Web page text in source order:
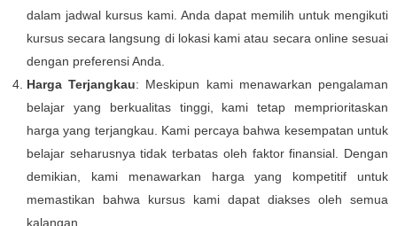
dalam jadwal kursus kami. Anda dapat memilih untuk mengikuti
kursus secara langsung di lokasi kami atau secara online sesuai
dengan preferensi Anda.
Harga Terjangkau: Meskipun kami menawarkan pengalaman
belajar yang berkualitas tinggi, kami tetap memprioritaskan
harga yang terjangkau. Kami percaya bahwa kesempatan untuk
belajar seharusnya tidak terbatas oleh faktor finansial. Dengan
demikian, kami menawarkan harga yang kompetitif untuk
memastikan bahwa kursus kami dapat diakses oleh semua
kalangan.